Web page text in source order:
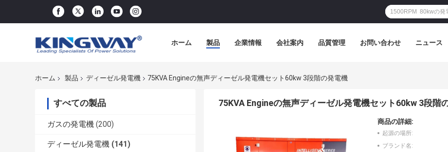
ホーム 製品 企業情報 会社案内 品質管理 お問い合わせ ニュース
ホーム 製品 ディーゼル発電機 75KVA Engineの無声ディーゼル発電機セット60kw 3段階の発電機
すべての製品
ガスの発電機 (200)
ディーゼル発電機 (141)
75KVA Engineの無声ディーゼル発電機セット60kw 3段階
商品の詳細:
起源の場所:
ブランド名: